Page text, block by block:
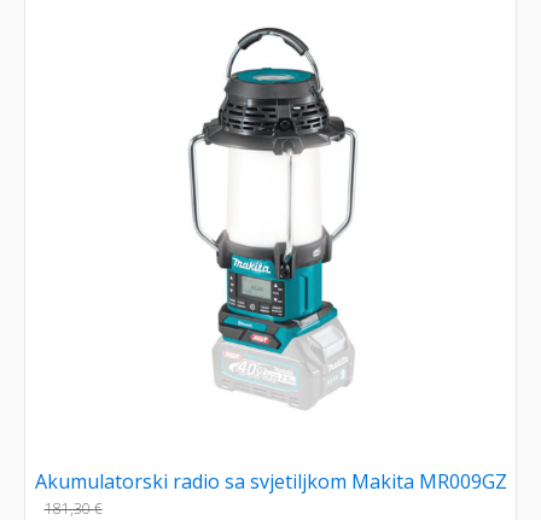
Akumulatorski radio sa svjetiljkom Makita MR009GZ
181,30€